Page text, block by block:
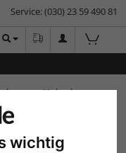
wichtig
Service: (030) 23 59 490 81
Holzrahmen